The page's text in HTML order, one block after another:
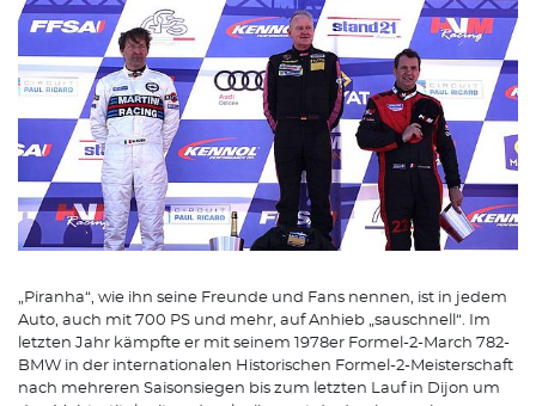
„Piranha“, wie ihn seine Freunde und Fans nennen, ist in jedem
Auto, auch mit 700 PS und mehr, auf Anhieb „sauschnell“. Im
letzten Jahr kämpfte er mit seinem 1978er Formel-2-March 782-
BMW in der internationalen Historischen Formel-2-Meisterschaft
nach mehreren Saisonsiegen bis zum letzten Lauf in Dijon um